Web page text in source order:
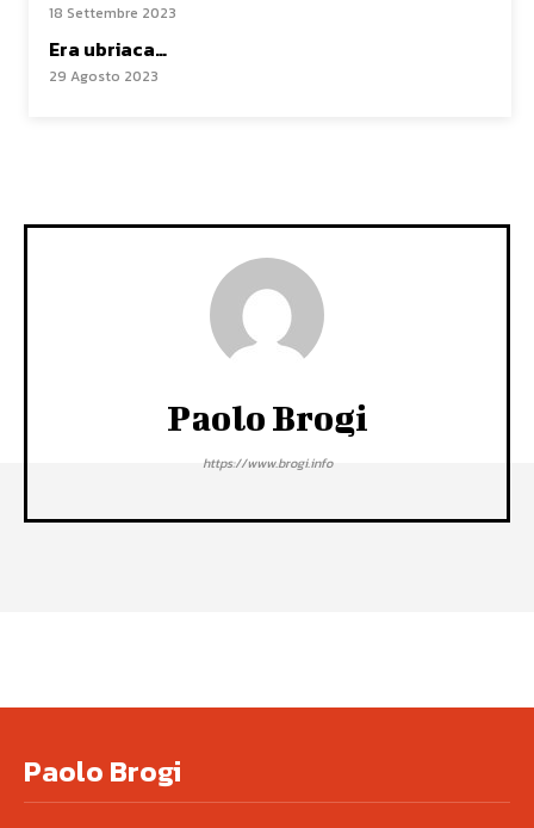
18 Settembre 2023
Era ubriaca…
29 Agosto 2023
Paolo Brogi
https://www.brogi.info
Paolo Brogi